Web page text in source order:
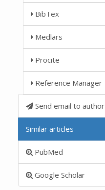
BibTex
Medlars
Procite
Reference Manager
Send email to author
Similar articles
PubMed
Google Scholar